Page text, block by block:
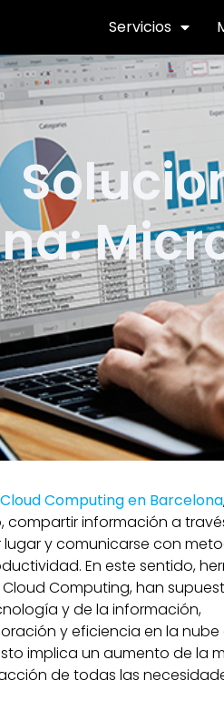
Servicios
Cloud Computing en Barcelona
información a
y comunicarse con
En este sentido,
Computing, han
y de la información,
y eficiencia en la nube
implica un aumento de la
de todas las